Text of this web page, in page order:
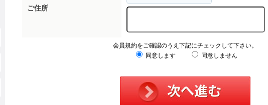
ご住所
会員規約をご確認のうえ下記にチェックして下さい。
同意します
同意しません